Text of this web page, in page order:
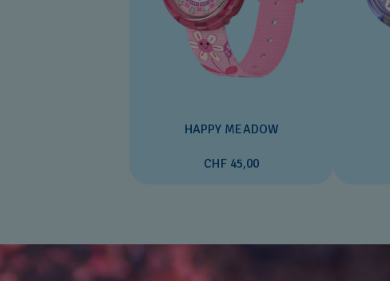
HAPPY MEADOW
CHF 45,00